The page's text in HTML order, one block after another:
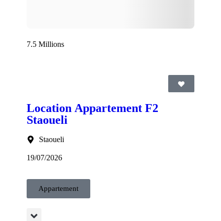
7.5 Millions
Location Appartement F2
Staoueli
Staoueli
19/07/2026
Appartement